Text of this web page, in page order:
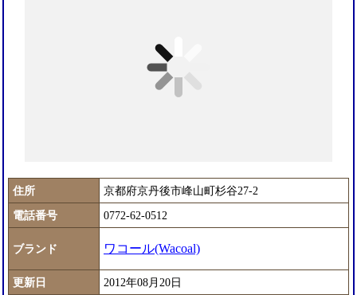
住所
京都府京丹後市峰山町杉谷27-2
電話番号
0772-62-0512
ブランド ワコール(Wacoal)
更新日 2012年08月20日